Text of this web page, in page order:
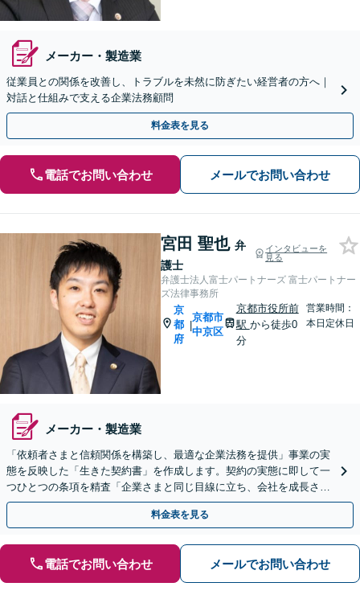
メーカー・製造業
従業員との関係を改善し、トラブルを未然に防ぎたい経営者の方へ｜
対話と仕組みで支える企業法務顧問
料金表を見る
電話でお問い合わせ メールでお問い合わせ
宮田 聖也 弁
護士
インタビューを
見る
弁護士法人富士パートナーズ 富士パートナー
ズ法律事務所
京
都
府
|
京都市
中京区
京都市役所前
駅 から徒歩0
分
営業時間：
本日定休日
メーカー・製造業
「依頼者さまと信頼関係を構築し、最適な企業法務を提供」事業の実
態を反映した「生きた契約書」を作成します。契約の実態に即して一
つひとつの条項を精査「企業さまと同じ目線に立ち、会社を成長させ
るために必要なリーガルサービスを余すことなく提供」
料金表を見る
電話でお問い合わせ メールでお問い合わせ